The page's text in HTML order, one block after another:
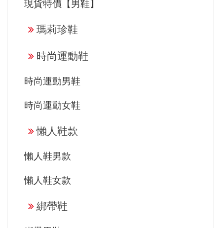
現貨特價【男鞋】
瑪莉珍鞋
時尚運動鞋
時尚運動男鞋
時尚運動女鞋
懶人鞋款
懶人鞋男款
懶人鞋女款
綁帶鞋